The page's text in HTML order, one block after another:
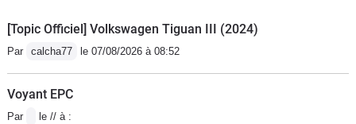
[Topic Officiel] Volkswagen Tiguan III (2024)
Par calcha77 le 07/08/2026 à 08:52
Voyant EPC
Par le // à :